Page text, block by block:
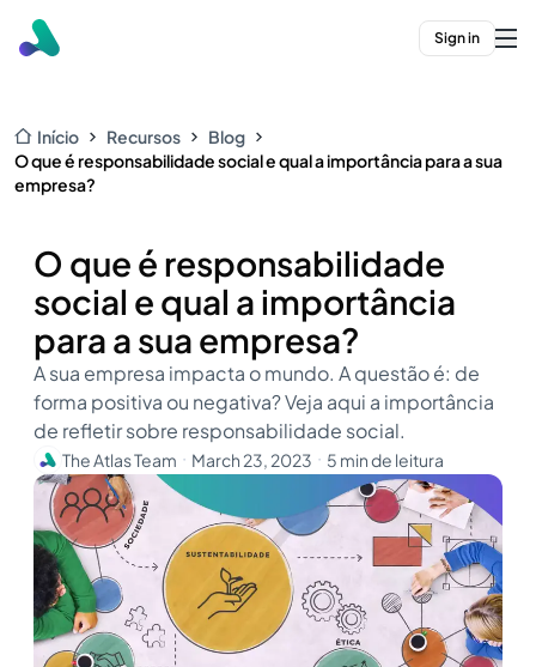
Sign in
Início Recursos
Blog
O que é responsabilidade social e qual a importância para a sua
empresa?
O que é responsabilidade
social e qual a importância
para a sua empresa?
A sua empresa impacta o mundo. A questão é: de
forma positiva ou negativa? Veja aqui a importância
de refletir sobre responsabilidade social.
The Atlas Team ・ March 23, 2023 ・ 5 min de leitura